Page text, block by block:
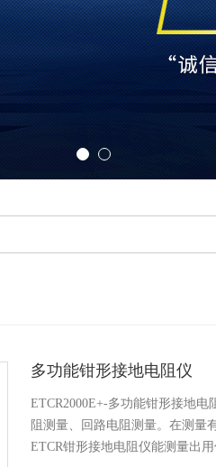
多功能钳形接地电阻仪
ETCR2000E+-多功能钳形接地
阻测量、回路电阻测量。在测量
ETCR钳形接地电阻仪能测量出